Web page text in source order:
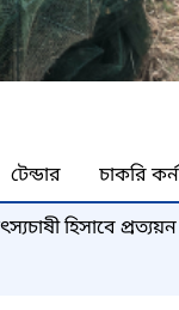
টেন্ডার চাকরি
হিসাবে